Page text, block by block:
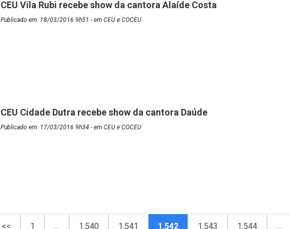
CEU Vila Rubi recebe show da cantora Alaíde Costa
Publicado em: 18/03/2016 9h51 - em CEU e COCEU
CEU Cidade Dutra recebe show da cantora Daúde
Publicado em: 17/03/2016 9h34 - em CEU e COCEU
<< 1 … 1.540 1.541 1.542 1.543 1.544 …